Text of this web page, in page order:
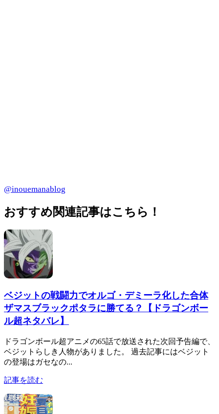
@inouemanablog
おすすめ関連記事はこちら！
ベジットの戦闘力でオルゴ・デミーラ化した合体
ザマスブラックポタラに勝てる？【ドラゴンボー
ル超ネタバレ】
ドラゴンボール超アニメの65話で放送された次回予告編で、
ベジットらしき人物がありました。 過去記事にはベジット
の登場はガセなの...
記事を読む